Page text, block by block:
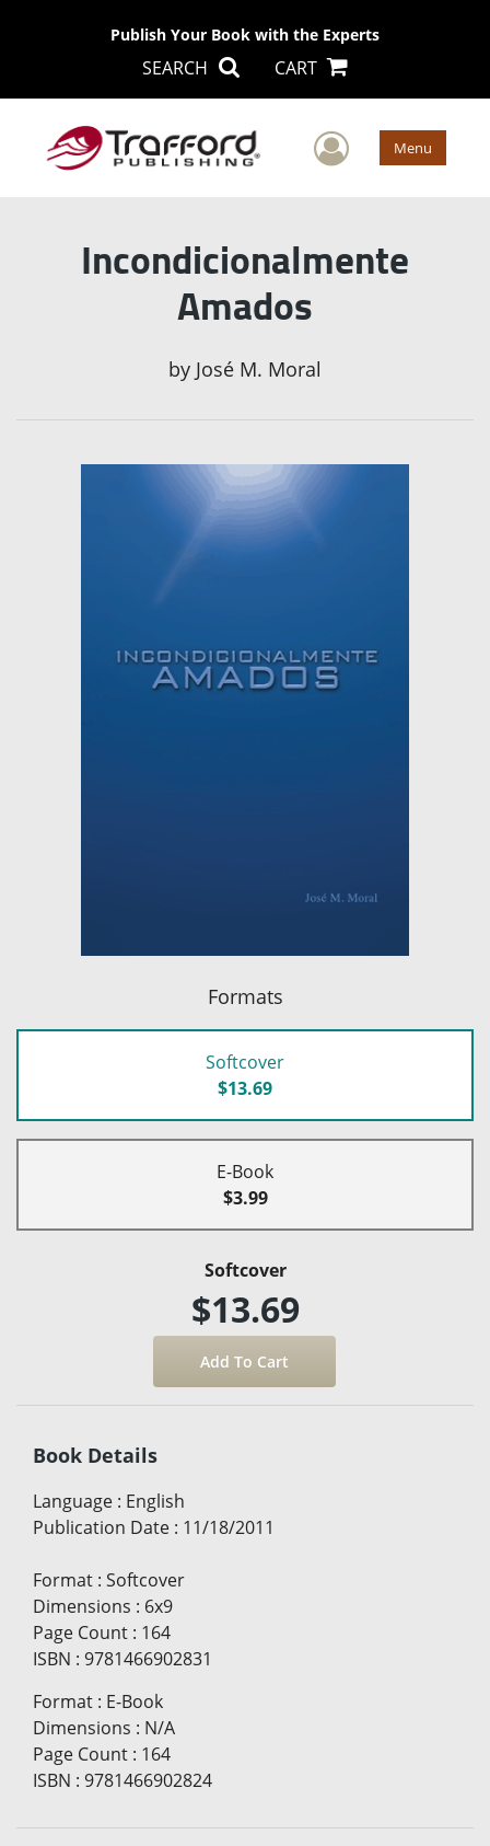
Publish Your Book with the Experts
SEARCH CART
User Menu
Incondicionalmente
Amados
by José M. Moral
Formats
Softcover
$13.69
E-Book
$3.99
Softcover
$13.69
Book Details
Language : English
Publication Date : 11/18/2011
Format : Softcover
Dimensions : 6x9
Page Count : 164
ISBN : 9781466902831
Format : E-Book
Dimensions : N/A
Page Count : 164
ISBN : 9781466902824